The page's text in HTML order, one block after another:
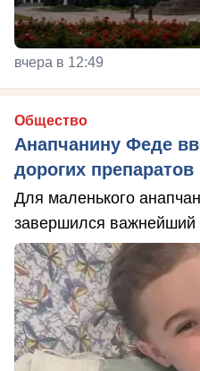
вчера в 12:49
Общество
Анапчанину Феде
дорогих
Для маленького
завершился важнейший